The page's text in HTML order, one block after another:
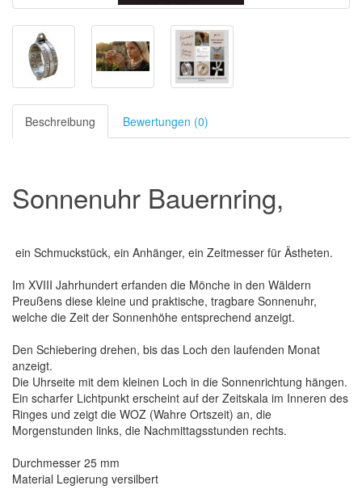
Beschreibung Bewertungen (0)
Sonnenuhr Bauernring,
ein Schmuckstück, ein Anhänger, ein Zeitmesser für Ästheten.
Im XVIII Jahrhundert erfanden die Mönche in den Wäldern
Preußens diese kleine und praktische, tragbare Sonnenuhr,
welche die Zeit der Sonnenhöhe entsprechend anzeigt.
Den Schiebering drehen, bis das Loch den laufenden Monat
anzeigt.
Die Uhrseite mit dem kleinen Loch in die Sonnenrichtung hängen.
Ein scharfer Lichtpunkt erscheint auf der Zeitskala im Inneren des
Ringes und zeigt die WOZ (Wahre Ortszeit) an, die
Morgenstunden links, die Nachmittagsstunden rechts.
Durchmesser 25 mm
Material Legierung versilbert